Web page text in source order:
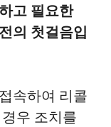
고 필요한
의 첫걸음입
속하여 리콜
우 조치를